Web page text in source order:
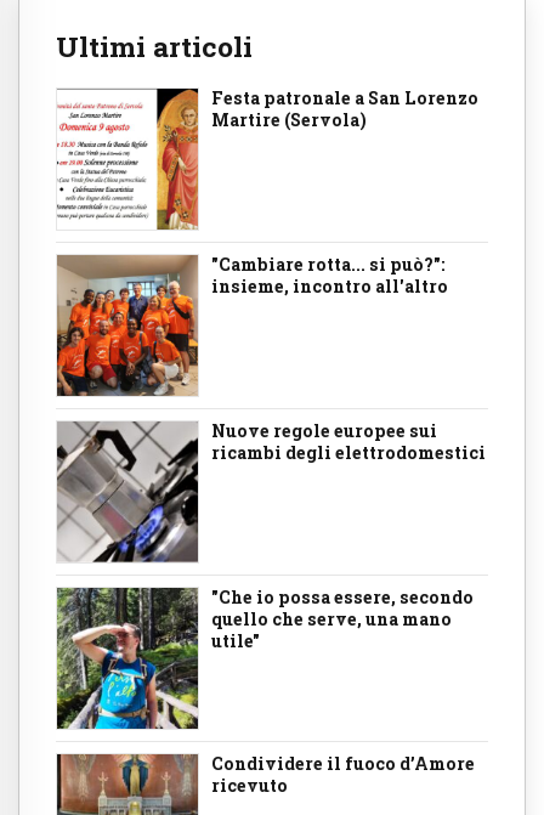
Ultimi articoli
Festa patronale a San Lorenzo
Martire (Servola)
"Cambiare rotta... si può?":
insieme, incontro all'altro
Nuove regole europee sui
ricambi degli elettrodomestici
"Che io possa essere, secondo
quello che serve, una mano
utile"
Condividere il fuoco d’Amore
ricevuto